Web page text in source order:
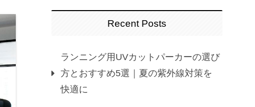
Recent Posts
ランニング用UVカットパーカーの選び
方とおすすめ5選｜夏の紫外線対策を
快適に